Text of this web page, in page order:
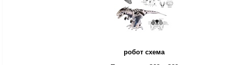
робот схема